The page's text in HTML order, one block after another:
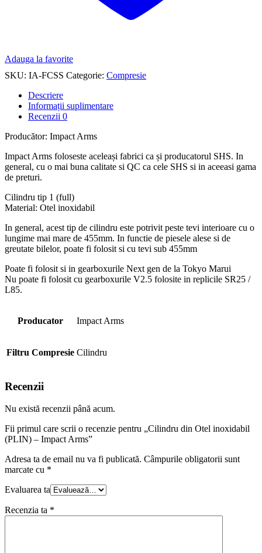
Adauga la favorite
SKU: IA-FCSS Categorie: Compresie
Descriere
Informații suplimentare
Recenzii 0
Producător: Impact Arms
Impact Arms foloseste aceleași fabrici ca și producatorul SHS. In
general, cu o mai buna calitate si QC ca cele SHS si in aceeasi gama
de preturi.
Cilindru tip 1 (full)
Material: Otel inoxidabil
In general, acest tip de cilindru este potrivit peste tevi interioare cu o
lungime mai mare de 455mm. In functie de piesele alese si de
greutate bilelor, poate fi folosit si cu tevi sub 455mm
Poate fi folosit si in gearboxurile Next gen de la Tokyo Marui
Nu poate fi folosit cu gearboxurile V2.5 folosite in replicile SR25 /
L85.
Producator Impact Arms
Filtru Compresie Cilindru
Recenzii
Nu există recenzii până acum.
Fii primul care scrii o recenzie pentru „Cilindru din Otel inoxidabil
(PLIN) – Impact Arms”
Adresa ta de email nu va fi publicată. Câmpurile obligatorii sunt
marcate cu *
Evaluarea ta
Recenzia ta *